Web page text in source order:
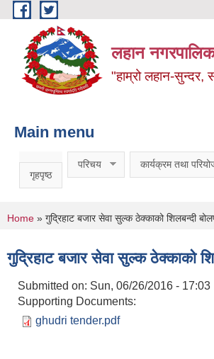
Skip to main content
लहान
"हाम्रो लहान-
Main menu
गृहपृष्ठ
परिचय कार्यक्रम तथा
You are here
Home » गुद्रिहाट बजार सेवा सुल्क ठेक्काको शिलबन्दी
गुद्रिहाट बजार सेवा सुल्क ठेक्काको
Submitted on: Sun, 06/26/2016 - 17:03
Supporting Documents:
ghudri tender.pdf